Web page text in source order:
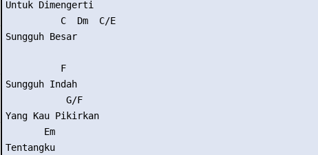
Untuk Dimengerti
          C  Dm  C/E
Sungguh Besar
          F
Sungguh Indah
           G/F
Yang Kau Pikirkan
       Em
Tentangku